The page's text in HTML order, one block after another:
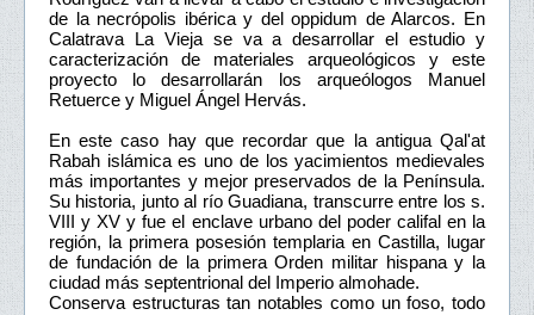
de la necrópolis ibérica y del oppidum de Alarcos. En
Calatrava La Vieja se va a desarrollar el estudio y
caracterización de materiales arqueológicos y este
proyecto lo desarrollarán los arqueólogos Manuel
Retuerce y Miguel Ángel Hervás.
En este caso hay que recordar que la antigua Qal'at
Rabah islámica es uno de los yacimientos medievales
más importantes y mejor preservados de la Península.
Su historia, junto al río Guadiana, transcurre entre los s.
VIII y XV y fue el enclave urbano del poder califal en la
región, la primera posesión templaria en Castilla, lugar
de fundación de la primera Orden militar hispana y la
ciudad más septentrional del Imperio almohade.
Conserva estructuras tan notables como un foso, todo